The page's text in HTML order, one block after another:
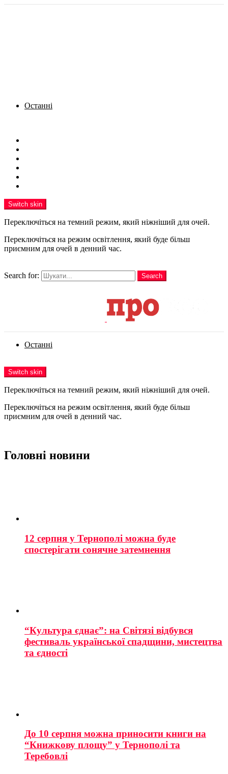
Останні
Switch skin
Переключіться на темний режим, який ніжніший для очей.
Переключіться на режим освітлення, який буде більш
приємним для очей в денний час.
Search for:
Search
Останні
Switch skin
Переключіться на темний режим, який ніжніший для очей.
Переключіться на режим освітлення, який буде більш
приємним для очей в денний час.
Головні новини
12 серпня у Тернополі можна буде
спостерігати сонячне затемнення
“Культура єднає”: на Світязі відбувся
фестиваль української спадщини, мистецтва
та єдності
До 10 серпня можна приносити книги на
“Книжкову площу” у Тернополі та
Теребовлі